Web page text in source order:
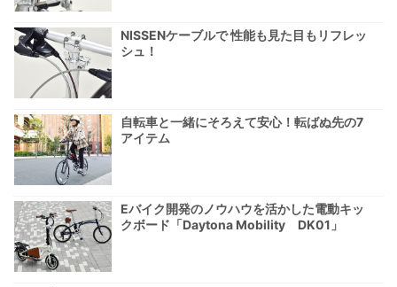
NISSENケーブルで 性能も見た目もリフレッ
シュ！
自転車と一緒にそろえて安心！転ばぬ先の7
アイテム
Eバイク開発のノウハウを活かした電動キッ
クボード「Daytona Mobility DK01」